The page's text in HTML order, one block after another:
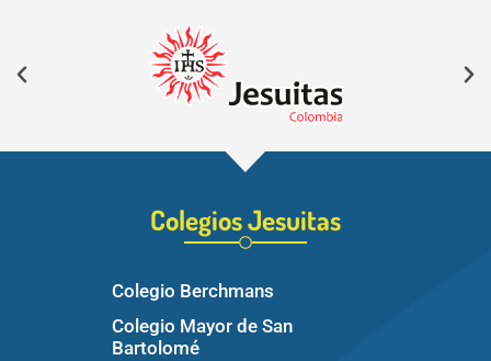
Colegios Jesuitas
Colegio Berchmans
Colegio Mayor de San
Bartolomé